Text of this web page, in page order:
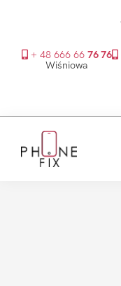
+ 48 666 66 76 76
Wiśniowa
głównego